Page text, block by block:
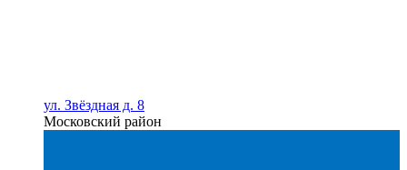
ул. Звёздная д. 8
Московский район